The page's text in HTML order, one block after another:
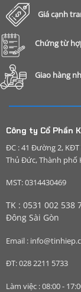
Giá cạnh
Chứng từ
Giao hàng
Công ty Cổ Phần
ĐC : 41 Đường 2,
Thủ Đức, Thành phố
MST: 0314430469
TK : 0531 002
Đông Sài Gòn
Email :
ĐT: 028 2211 5733
Làm việc : 08:00 -